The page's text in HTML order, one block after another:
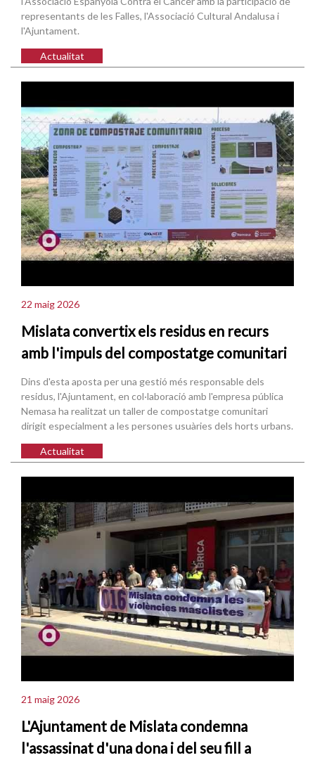
representants de les Falles, l'Associació Cultural Andalusa i
l'Ajuntament.
Actualitat
22 maig 2026
Mislata convertix els residus en recurs
amb l'impuls del compostatge comunitari
Dins d'esta aposta per una gestió més responsable dels
residus, l'Ajuntament, en col·laboració amb l'empresa pública
Nemasa ha realitzat un taller de compostatge comunitari
dirigit especialment a les persones usuàries dels horts urbans.
Actualitat
21 maig 2026
L'Ajuntament de Mislata condemna
l'assassinat d'una dona i del seu fill a